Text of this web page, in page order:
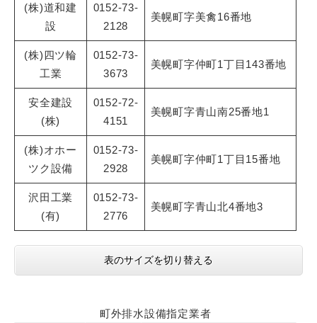
(株)道和建
設
0152-73-
2128
美幌町字美禽16番地
(株)四ツ輪
工業
0152-73-
3673
美幌町字仲町1丁目143番地
安全建設
(株)
0152-72-
4151
美幌町字青山南25番地1
(株)オホー
ツク設備
0152-73-
2928
美幌町字仲町1丁目15番地
沢田工業
(有)
0152-73-
2776
美幌町字青山北4番地3
表のサイズを切り替える
町外排水設備指定業者